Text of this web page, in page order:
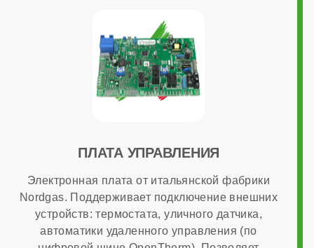
Возможность подключения комнатного термостата
есть
Дымоходная система в комплекте
ПЛАТА УПРАВЛЕНИЯ
Электронная плата от итальянской фабрики
Nordgas. Поддерживает подключение внешних
устройств: термостата, уличного датчика,
автоматики удаленного управления (по